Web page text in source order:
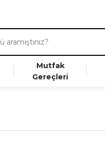
Mutfak
Gereçleri